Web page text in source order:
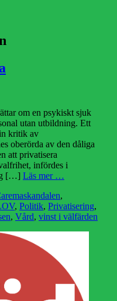
om en psykiskt sjuk
utan utbildning. Ett
kritik av
oberörda av den dåliga
att privatisera
infördes i
[…] Läs mer …
,
, Politik, Privatisering,
, Vård, vinst i välfärden